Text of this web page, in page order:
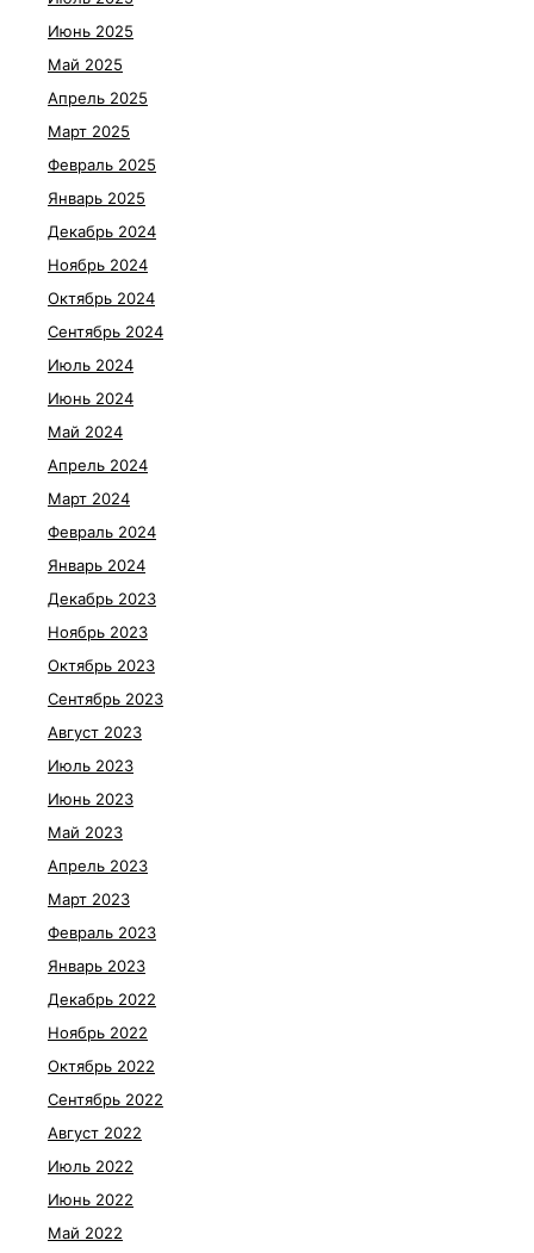
Июнь 2025
Май 2025
Апрель 2025
Март 2025
Февраль 2025
Январь 2025
Декабрь 2024
Ноябрь 2024
Октябрь 2024
Сентябрь 2024
Июль 2024
Июнь 2024
Май 2024
Апрель 2024
Март 2024
Февраль 2024
Январь 2024
Декабрь 2023
Ноябрь 2023
Октябрь 2023
Сентябрь 2023
Август 2023
Июль 2023
Июнь 2023
Май 2023
Апрель 2023
Март 2023
Февраль 2023
Январь 2023
Декабрь 2022
Ноябрь 2022
Октябрь 2022
Сентябрь 2022
Август 2022
Июль 2022
Июнь 2022
Май 2022